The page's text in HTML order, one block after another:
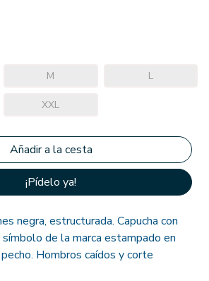
M L
XXL
¡Pídelo ya!
negra, estructurada. Capucha con
de la marca estampado en
Hombros caídos y corte